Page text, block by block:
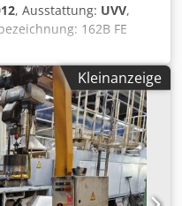
, Ausstattung: UVV,
162B FE
Technische
14,50 m
540 °
3.490 kg Länge: 6,35
3,01 m Größe
Korb: 250 kg
2,56 m vorn, 2,63 m
230 V
unter der
Kleinanzeige